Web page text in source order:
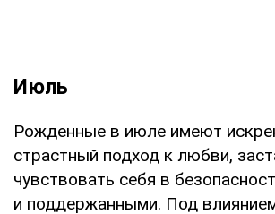
Июль
Рожденные в июле имеют
страстный подход к любви,
чувствовать себя в
и поддержанными. Под